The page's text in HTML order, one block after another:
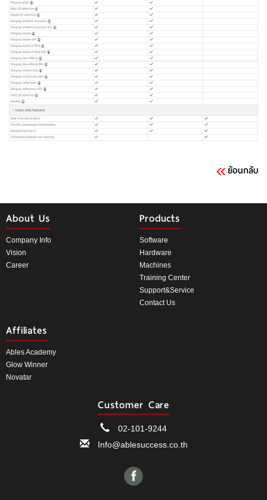
ย้อนกลับ
About Us
Company Info
Vision
Career
Products
Software
Hardware
Machines
Training Center
Support&Service
Contact Us
Affiliates
Ables Academy
Glow Winner
Novatar
Customer Care
02-101-9244
Info@ablesuccess.co.th